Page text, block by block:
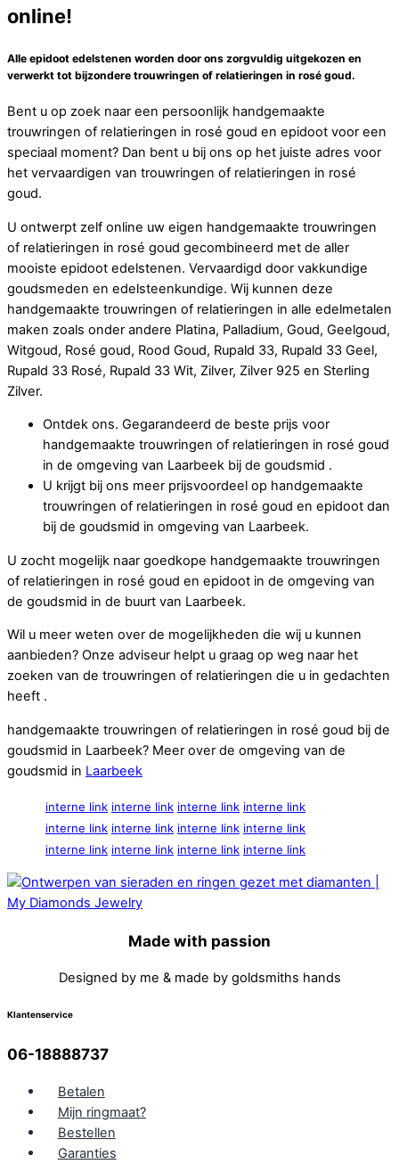
online!
Alle epidoot edelstenen worden door ons zorgvuldig uitgekozen en
verwerkt tot bijzondere trouwringen of relatieringen in rosé goud.
Bent u op zoek naar een persoonlijk handgemaakte
trouwringen of relatieringen in rosé goud en epidoot voor een
speciaal moment? Dan bent u bij ons op het juiste adres voor
het vervaardigen van trouwringen of relatieringen in rosé
goud.
U ontwerpt zelf online uw eigen handgemaakte trouwringen
of relatieringen in rosé goud gecombineerd met de aller
mooiste epidoot edelstenen. Vervaardigd door vakkundige
goudsmeden en edelsteenkundige. Wij kunnen deze
handgemaakte trouwringen of relatieringen in alle edelmetalen
maken zoals onder andere Platina, Palladium, Goud, Geelgoud,
Witgoud, Rosé goud, Rood Goud, Rupald 33, Rupald 33 Geel,
Rupald 33 Rosé, Rupald 33 Wit, Zilver, Zilver 925 en Sterling
Zilver.
Ontdek ons. Gegarandeerd de beste prijs voor
handgemaakte trouwringen of relatieringen in rosé goud
in de omgeving van Laarbeek bij de goudsmid .
U krijgt bij ons meer prijsvoordeel op handgemaakte
trouwringen of relatieringen in rosé goud en epidoot dan
bij de goudsmid in omgeving van Laarbeek.
U zocht mogelijk naar goedkope handgemaakte trouwringen
of relatieringen in rosé goud en epidoot in de omgeving van
de goudsmid in de buurt van Laarbeek.
Wil u meer weten over de mogelijkheden die wij u kunnen
aanbieden? Onze adviseur helpt u graag op weg naar het
zoeken van de trouwringen of relatieringen die u in gedachten
heeft .
handgemaakte trouwringen of relatieringen in rosé goud bij de
goudsmid in Laarbeek? Meer over de omgeving van de
goudsmid in Laarbeek
interne link interne link interne link interne link
interne link interne link interne link interne link
interne link interne link interne link interne link
Made with passion
Designed by me & made by goldsmiths hands
Klantenservice
06-18888737
Betalen
Mijn ringmaat?
Bestellen
Garanties